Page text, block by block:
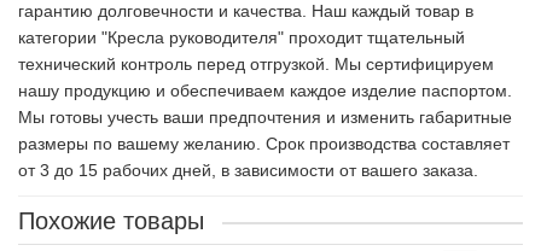
гарантию долговечности и качества. Наш каждый товар в
категории "Кресла руководителя" проходит тщательный
технический контроль перед отгрузкой. Мы сертифицируем
нашу продукцию и обеспечиваем каждое изделие паспортом.
Мы готовы учесть ваши предпочтения и изменить габаритные
размеры по вашему желанию. Срок производства составляет
от 3 до 15 рабочих дней, в зависимости от вашего заказа.
Похожие товары